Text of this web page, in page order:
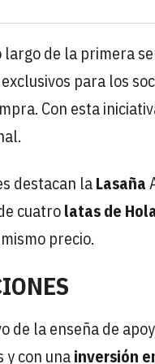
de la primera
para los
Con esta
destacan laLasaña
cuatrolatas de
precio.
de la enseña de
y con unainversión